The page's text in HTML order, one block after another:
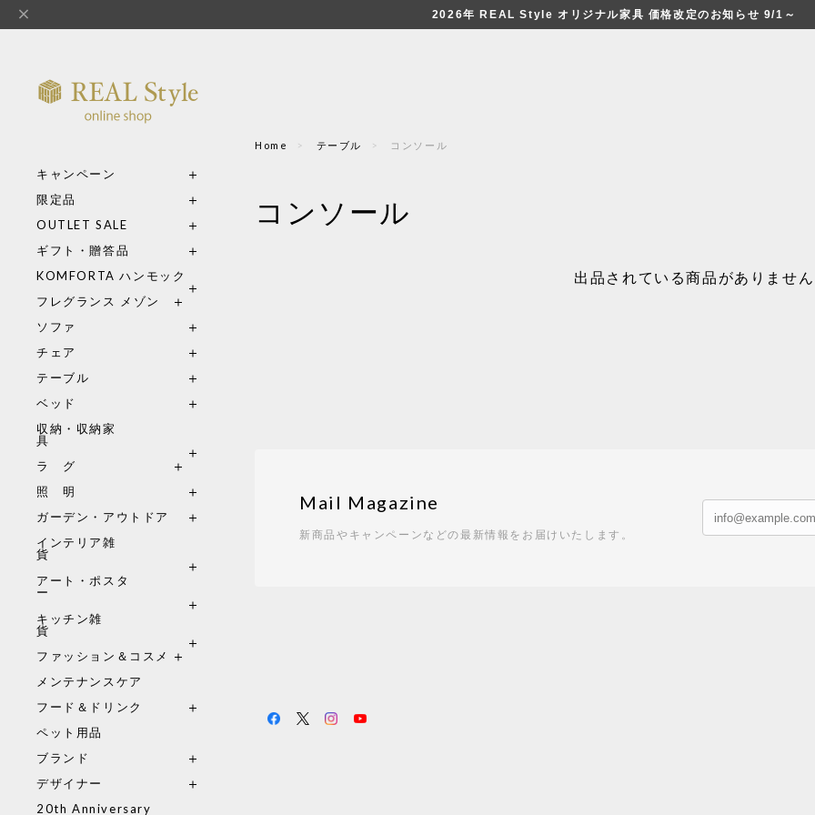
2026年 REAL Style オリジナル家具 価格改定のお知らせ 9/1～
キャンペーン
限定品
OUTLET SALE
ギフト・贈答品
KOMFORTA ハンモック
フレグランス メゾン
ソファ
チェア
テーブル
ベッド
収納・収納家
具
ラ グ
照 明
ガーデン・アウトドア
インテリア雑
貨
アート・ポスタ
ー
キッチン雑
貨
ファッション＆コスメ
メンテナンスケア
フード＆ドリンク
ペット用品
ブランド
デザイナー
20th Anniversary
Home テーブル コンソール
コンソール
出品されている商品がありませ
Mail Magazine
新商品やキャンペーンなどの最新情報をお届けいたします。